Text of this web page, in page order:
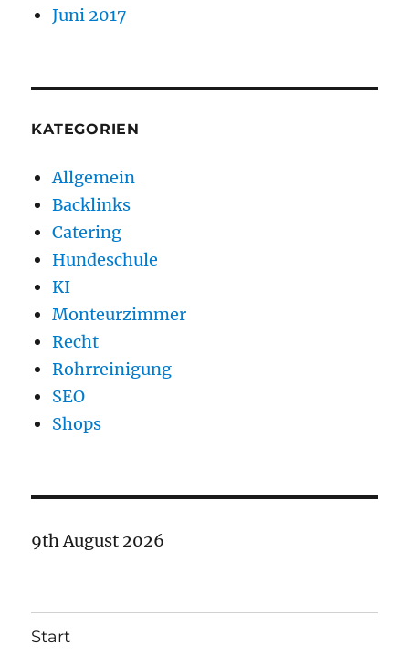
Juni 2017
KATEGORIEN
Allgemein
Backlinks
Catering
Hundeschule
KI
Monteurzimmer
Recht
Rohrreinigung
SEO
Shops
9th August 2026
Start